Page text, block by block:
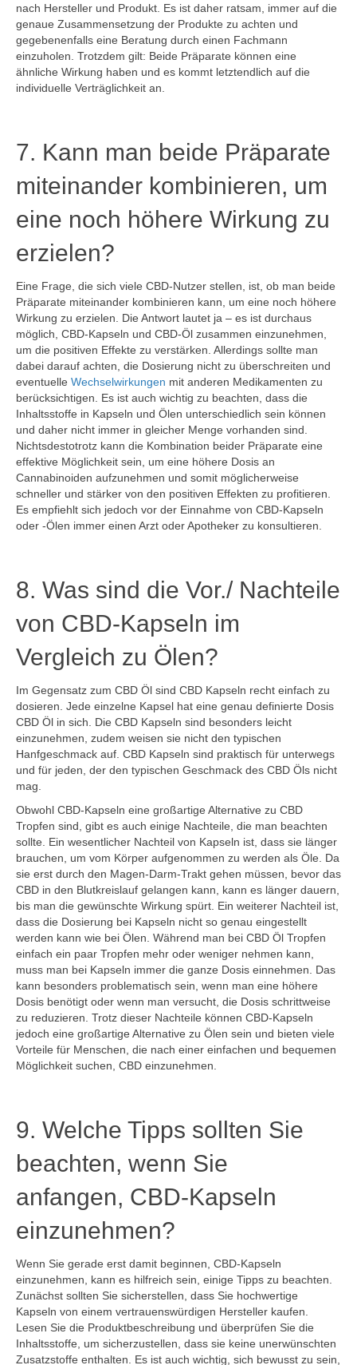
nach Hersteller und Produkt. Es ist daher ratsam, immer auf die
genaue Zusammensetzung der Produkte zu achten und
gegebenenfalls eine Beratung durch einen Fachmann
einzuholen. Trotzdem gilt: Beide Präparate können eine
ähnliche Wirkung haben und es kommt letztendlich auf die
individuelle Verträglichkeit an.
7. Kann man beide Präparate
miteinander kombinieren, um
eine noch höhere Wirkung zu
erzielen?
Eine Frage, die sich viele CBD-Nutzer stellen, ist, ob man beide
Präparate miteinander kombinieren kann, um eine noch höhere
Wirkung zu erzielen. Die Antwort lautet ja – es ist durchaus
möglich, CBD-Kapseln und CBD-Öl zusammen einzunehmen,
um die positiven Effekte zu verstärken. Allerdings sollte man
dabei darauf achten, die Dosierung nicht zu überschreiten und
eventuelle Wechselwirkungen mit anderen Medikamenten zu
berücksichtigen. Es ist auch wichtig zu beachten, dass die
Inhaltsstoffe in Kapseln und Ölen unterschiedlich sein können
und daher nicht immer in gleicher Menge vorhanden sind.
Nichtsdestotrotz kann die Kombination beider Präparate eine
effektive Möglichkeit sein, um eine höhere Dosis an
Cannabinoiden aufzunehmen und somit möglicherweise
schneller und stärker von den positiven Effekten zu profitieren.
Es empfiehlt sich jedoch vor der Einnahme von CBD-Kapseln
oder -Ölen immer einen Arzt oder Apotheker zu konsultieren.
8. Was sind die Vor./ Nachteile
von CBD-Kapseln im
Vergleich zu Ölen?
Im Gegensatz zum CBD Öl sind CBD Kapseln recht einfach zu
dosieren. Jede einzelne Kapsel hat eine genau definierte Dosis
CBD Öl in sich. Die CBD Kapseln sind besonders leicht
einzunehmen, zudem weisen sie nicht den typischen
Hanfgeschmack auf. CBD Kapseln sind praktisch für unterwegs
und für jeden, der den typischen Geschmack des CBD Öls nicht
mag.
Obwohl CBD-Kapseln eine großartige Alternative zu CBD
Tropfen sind, gibt es auch einige Nachteile, die man beachten
sollte. Ein wesentlicher Nachteil von Kapseln ist, dass sie länger
brauchen, um vom Körper aufgenommen zu werden als Öle. Da
sie erst durch den Magen-Darm-Trakt gehen müssen, bevor das
CBD in den Blutkreislauf gelangen kann, kann es länger dauern,
bis man die gewünschte Wirkung spürt. Ein weiterer Nachteil ist,
dass die Dosierung bei Kapseln nicht so genau eingestellt
werden kann wie bei Ölen. Während man bei CBD Öl Tropfen
einfach ein paar Tropfen mehr oder weniger nehmen kann,
muss man bei Kapseln immer die ganze Dosis einnehmen. Das
kann besonders problematisch sein, wenn man eine höhere
Dosis benötigt oder wenn man versucht, die Dosis schrittweise
zu reduzieren. Trotz dieser Nachteile können CBD-Kapseln
jedoch eine großartige Alternative zu Ölen sein und bieten viele
Vorteile für Menschen, die nach einer einfachen und bequemen
Möglichkeit suchen, CBD einzunehmen.
9. Welche Tipps sollten Sie
beachten, wenn Sie
anfangen, CBD-Kapseln
einzunehmen?
Wenn Sie gerade erst damit beginnen, CBD-Kapseln
einzunehmen, kann es hilfreich sein, einige Tipps zu beachten.
Zunächst sollten Sie sicherstellen, dass Sie hochwertige
Kapseln von einem vertrauenswürdigen Hersteller kaufen.
Lesen Sie die Produktbeschreibung und überprüfen Sie die
Inhaltsstoffe, um sicherzustellen, dass sie keine unerwünschten
Zusatzstoffe enthalten. Es ist auch wichtig, sich bewusst zu sein,